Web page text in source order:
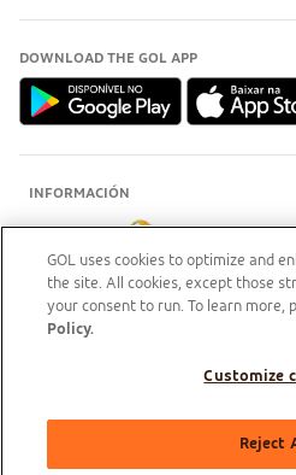
DOWNLOAD THE GOL APP
INFORMACIÓN
área pública, entre os eixos 46-48/OP, Sala de
GOL uses cookies to optimize and
the site. All cookies, except those
your consent to run. To learn more,
Policy.
Customize
Reject